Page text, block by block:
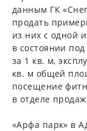
данным ГК
продать
из них с одной
в состоянии
за 1 кв. м,
кв. м общей
посещение
в отделе
«Арфа парк» в